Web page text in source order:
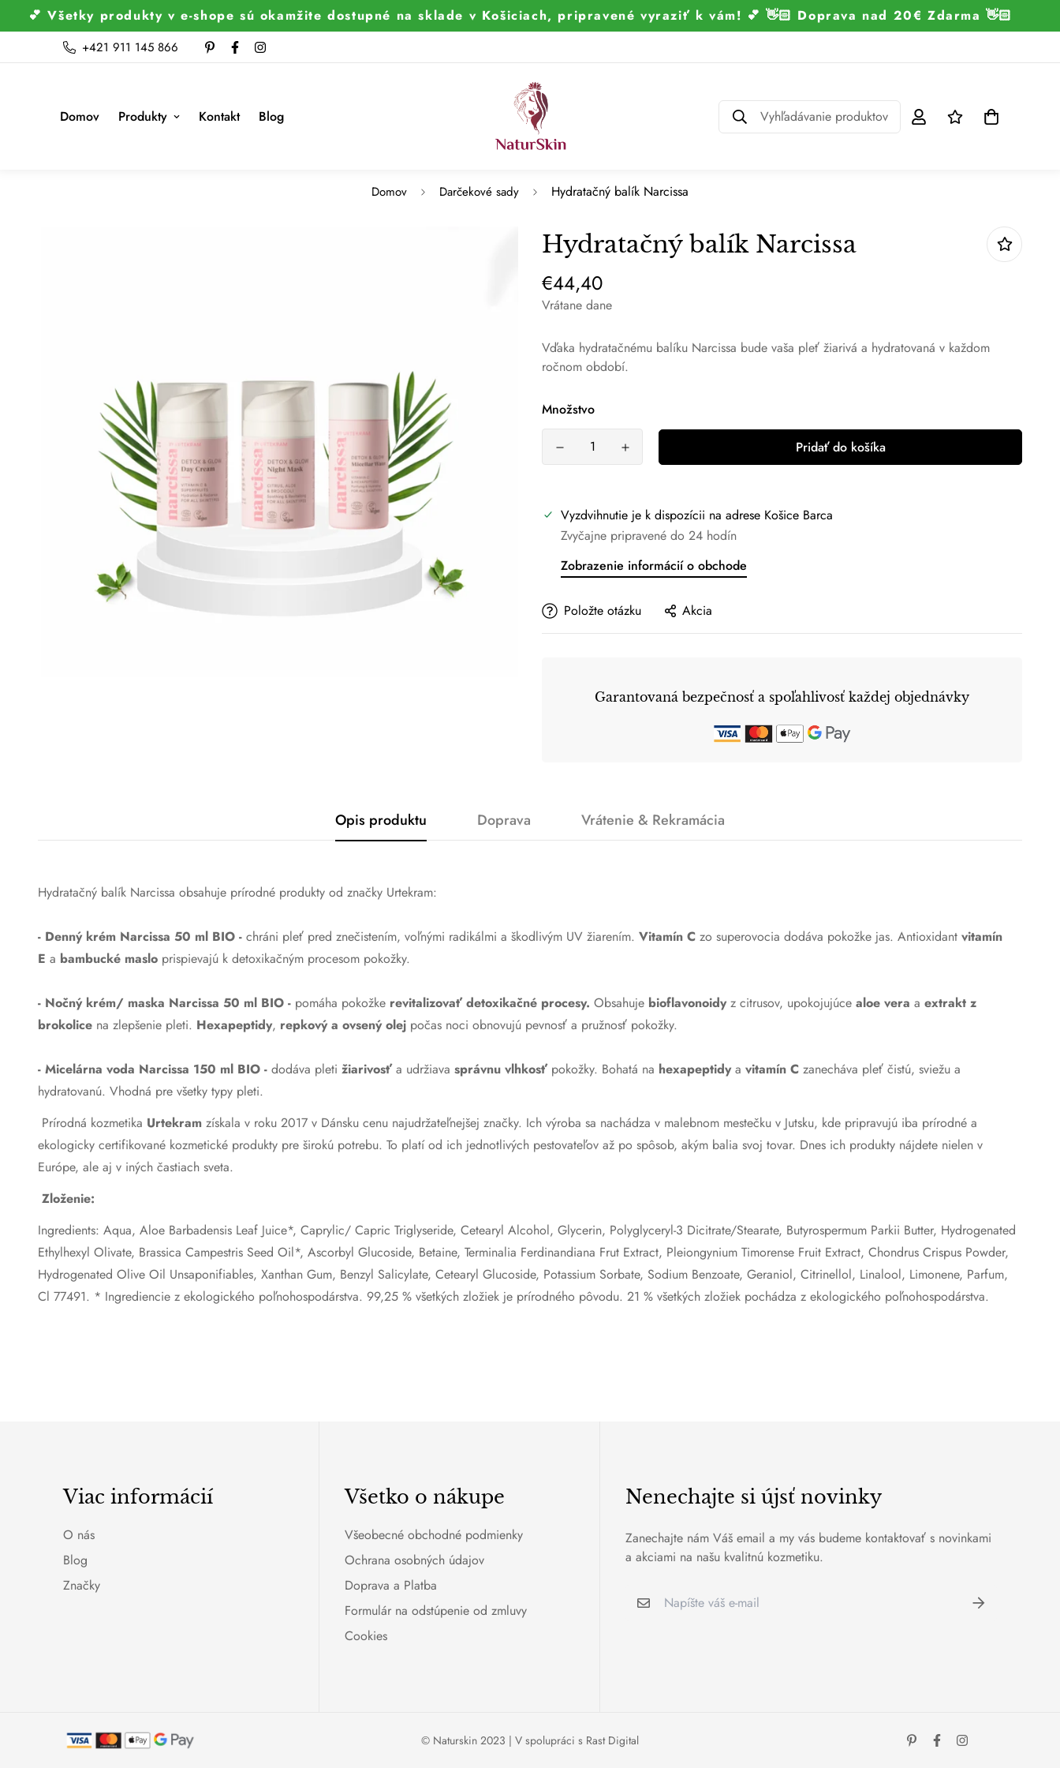
💕 Všetky produkty v e-shope sú okamžite dostupné na sklade v Košiciach, pripravené vyraziť k vám! 💕 👋🏻 Doprava nad 20€ Zdarma 👋🏻
+421 911 145 866
Domov Produkty Kontakt Blog Vyhľadávanie produktov
Domov Darčekové sady Hydratačný balík Narcissa
Hydratačný balík Narcissa
Bežná
cena
€44,40
Vrátane dane
Vďaka hydratačnému balíku Narcissa bude vaša pleť žiarivá a hydratovaná v každom
ročnom období.
Množstvo
Pridať do košíka
Vyzdvihnutie je k dispozícii na adrese Košice Barca
Zvyčajne pripravené do 24 hodín
Zobrazenie informácií o obchode
Položte otázku Akcia
Garantovaná bezpečnosť a spoľahlivosť každej objednávky
Opis produktu Doprava Vrátenie & Rekramácia
Hydratačný balík Narcissa obsahuje prírodné produkty od značky Urtekram:
- Denný krém Narcissa 50 ml BIO - chráni pleť pred znečistením, voľnými radikálmi a škodlivým UV žiarením. Vitamín C zo superovocia dodáva pokožke jas. Antioxidant vitamín
E a bambucké maslo prispievajú k detoxikačným procesom pokožky.
- Nočný krém/ maska Narcissa 50 ml BIO - pomáha pokožke revitalizovať detoxikačné procesy. Obsahuje bioflavonoidy z citrusov, upokojujúce aloe vera a extrakt z
brokolice na zlepšenie pleti. Hexapeptidy, repkový a ovsený olej počas noci obnovujú pevnosť a pružnosť pokožky.
- Micelárna voda Narcissa 150 ml BIO - dodáva pleti žiarivosťa udržiava správnu vlhkosťpokožky. Bohatá na hexapeptidy a vitamín C zanecháva pleť čistú, sviežu a
hydratovanú. Vhodná pre všetky typy pleti.
Prírodná kozmetika Urtekram získala v roku 2017 v Dánsku cenu najudržateľnejšej značky. Ich výroba sa nachádza v malebnom mestečku v Jutsku, kde pripravujú iba prírodné a
ekologicky certifikované kozmetické produkty pre širokú potrebu. To platí od ich jednotlivých pestovateľov až po spôsob, akým balia svoj tovar. Dnes ich produkty nájdete nielen v
Európe, ale aj v iných častiach sveta.
Zloženie:
Ingredients: Aqua, Aloe Barbadensis Leaf Juice*, Caprylic/ Capric Triglyseride, Cetearyl Alcohol, Glycerin, Polyglyceryl-3 Dicitrate/Stearate, Butyrospermum Parkii Butter, Hydrogenated
Ethylhexyl Olivate, Brassica Campestris Seed Oil*, Ascorbyl Glucoside, Betaine, Terminalia Ferdinandiana Frut Extract, Pleiongynium Timorense Fruit Extract, Chondrus Crispus Powder,
Hydrogenated Olive Oil Unsaponifiables, Xanthan Gum, Benzyl Salicylate, Cetearyl Glucoside, Potassium Sorbate, Sodium Benzoate, Geraniol, Citrinellol, Linalool, Limonene, Parfum,
Cl 77491. * Ingrediencie z ekologického poľnohospodárstva. 99,25 % všetkých zložiek je prírodného pôvodu. 21 % všetkých zložiek pochádza z ekologického poľnohospodárstva.
Viac informácií
O nás
Blog
Značky
Všetko o nákupe
Všeobecné obchodné podmienky
Ochrana osobných údajov
Doprava a Platba
Formulár na odstúpenie od zmluvy
Cookies
Nenechajte si újsť novinky
Zanechajte nám Váš email a my vás budeme kontaktovať s novinkami
a akciami na našu kvalitnú kozmetiku.
© Naturskin 2023 | V spolupráci s Rast Digital